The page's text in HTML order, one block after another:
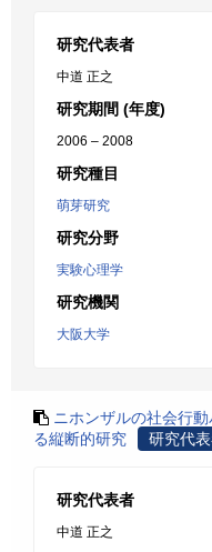
研究代表者
中道 正之
研究期間 (年度)
2006 – 2008
研究種目
萌芽研究
研究分野
実験心理学
研究機関
大阪大学
ニホンザルの社会行
る縦断的研究
研究代
研究代表者
中道 正之